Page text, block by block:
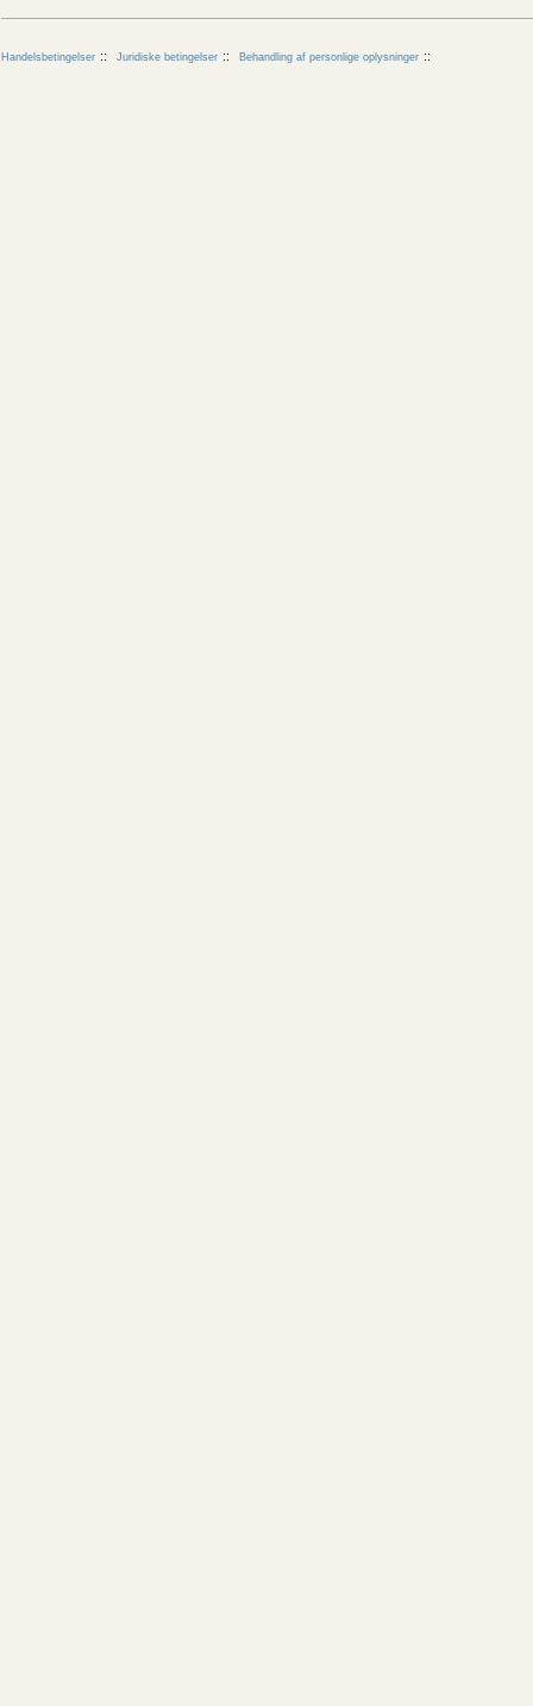
Handelsbetingelser Juridiske betingelser Behandling af personlige oplysninger